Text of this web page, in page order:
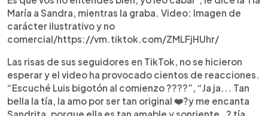
María a Sandra, mientras la graba. Video: Imagen de
carácter ilustrativo y no
comercial/https://vm.tiktok.com/ZMLFjHUhr/
Las risas de sus seguidores en TikTok, no se hicieron
esperar y el video ha provocado cientos de reacciones.
“Escuché Luis bigotón al comienzo ????”, “Ja ja... Tan
bella la tía, la amo por ser tan original ❤️?y me encanta
Sandrita, porque ella es tan amable y sonriente, ? tía